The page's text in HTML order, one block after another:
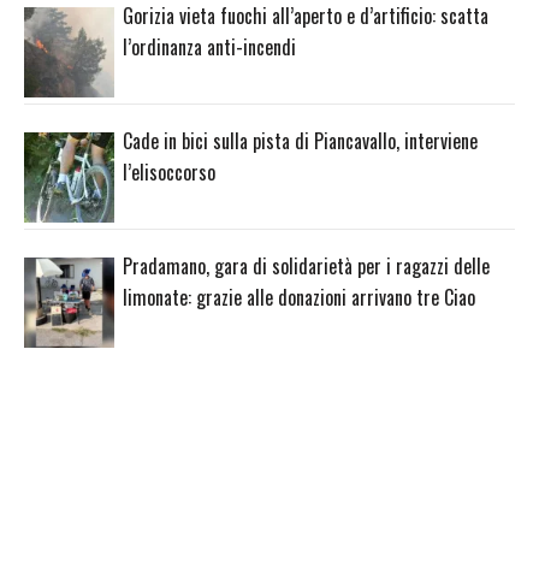
Gorizia vieta fuochi all’aperto e d’artificio: scatta
l’ordinanza anti-incendi
Cade in bici sulla pista di Piancavallo, interviene
l’elisoccorso
Pradamano, gara di solidarietà per i ragazzi delle
limonate: grazie alle donazioni arrivano tre Ciao